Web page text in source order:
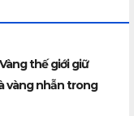
thế giới giữ
vàng nhẫn trong